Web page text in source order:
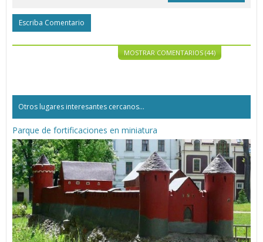
Escriba Comentario
MOSTRAR COMENTARIOS (44)
Otros lugares interesantes cercanos...
Parque de fortificaciones en miniatura